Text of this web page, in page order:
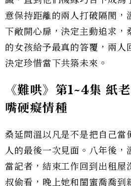
意保持距離的兩人打破隔閡，
下敞開心扉，決定主動追求，
的女孩給予最真的答覆，兩人
決定珍惜當下共築未來。
《難哄》第1~4集 紙
嘴硬癡情種
桑延問溫以凡是不是把自己當
人的最後一次見面。八年後，
當記者，結束工作回到出租屋
叔偷看，晚上她和閨蜜喬喬到